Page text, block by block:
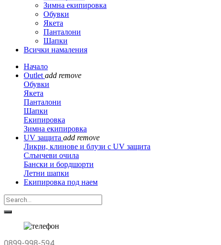
Зимна екипировка
Обувки
Якета
Панталони
Шапки
Всички намаления
Начало
Outlet add remove
Обувки
Якета
Панталони
Шапки
Екипировка
Зимна екипировка
UV защита add remove
Ликри, клинове и блузи с UV защита
Слънчеви очила
Бански и бордшорти
Летни шапки
Екипировка под наем